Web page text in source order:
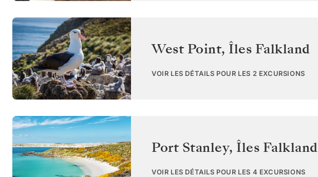
West Point, Îles Falkland
VOIR LES DÉTAILS POUR LES 2 EXCURSIONS
Port Stanley, Îles Falkland
VOIR LES DÉTAILS POUR LES 4 EXCURSIONS